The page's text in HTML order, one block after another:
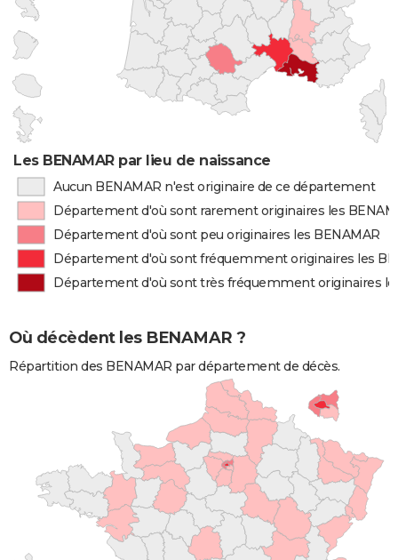
Les BENAMAR par lieu de naissance
Aucun BENAMAR n'est originaire de ce département
Département d'où sont rarement originaires les
Département d'où sont peu originaires les BENAMAR
Département d'où sont fréquemment originaires les
Département d'où sont très fréquemment originaires
Où décèdent les BENAMAR ?
Répartition des BENAMAR par département de décès.